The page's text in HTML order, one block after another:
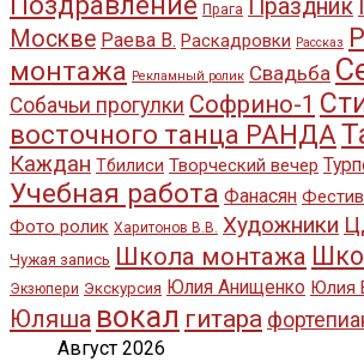
Прага Праздник
Москве Раева В. Раскадровки Рассказ
монтажа Рекламный ролик Свадьба
Собачьи прогулки Софрино-1
восточного танца РАНДА
Каждан Тбилиси Творческий вечер
Учебная работа Фанасян
Фото ролик Харитонов В.В. Художники
Чужая запись Школа монтажа
Экзюпери Экскурсия Юлия Анищенко Юлия
Юляша вокал гитара
Август 2026